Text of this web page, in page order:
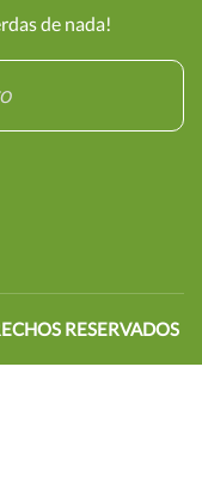
de nada!
RESERVADOS